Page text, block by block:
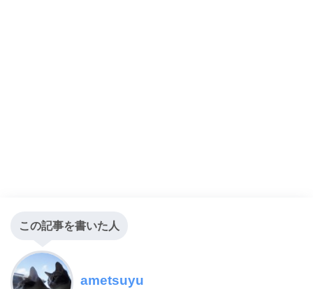
この記事を書いた人
ametsuyu